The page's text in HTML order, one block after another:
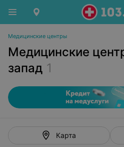
Медицинские центры
Медицинские
запад 1
Карта